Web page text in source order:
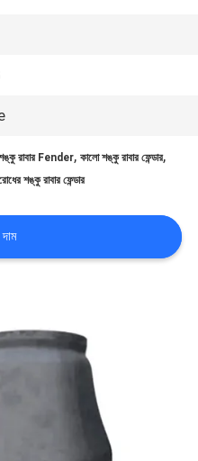
রাবার Fender,কালো শঙ্কু রাবার ফেন্ডার,
শঙ্কু রাবার ফেন্ডার